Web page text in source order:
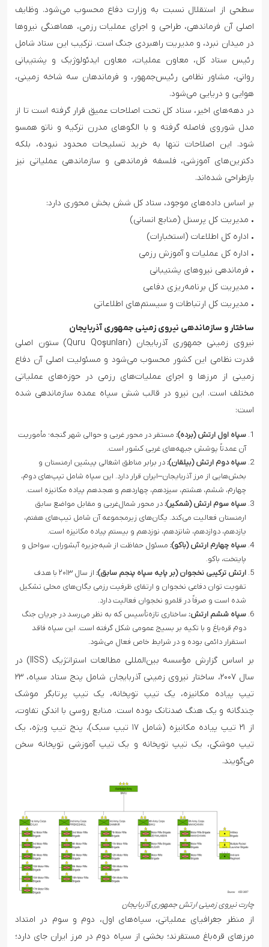
سطحی از استقلال نسبت به وزارت دفاع محسوب می‌شود. وظایف
اصلی آن فرماندهی، طراحی و اجرای عملیات رزمی، هماهنگی نیروها
در میدان نبرد، و مدیریت راهبردی جنگ است. ترکیب این ستاد شامل
رئیس ستاد کل، معاون عملیات، معاون ایدئولوژیک و پشتیبانی
روانی، مشاور نظامی رئیس‌جمهور، و فرماندهان سه شاخه زمینی،
هوایی و دریایی می‌شود.
در دهه‌های اخیر، ستاد کل تحت اصلاحات عمیق قرار گرفته است تا از
مدل شوروی فاصله گرفته و با الگوهای مدرن ترکیه و ناتو همسو
شود. این اصلاحات تنها به خرید تسلیحات محدود نبوده، بلکه
دکترین‌های آموزشی، فلسفه فرماندهی و سازماندهی عملیاتی نیز
بازطراحی شده‌اند.
بر اساس داده‌های موجود، ستاد کل شش بخش محوری دارد:
• مدیریت کل پرسنل (منابع انسانی)
• اداره کل اطلاعات (استخبارات)
• اداره کل عملیات و آموزش رزمی
• فرماندهی نیروهای پشتیبانی
• مدیریت کل برنامه‌ریزی دفاعی
• مدیریت کل ارتباطات و سیستم‌های اطلاعاتی
ساختار و سازماندهی نیروی زمینی جمهوری آذربایجان
نیروی زمینی جمهوری آذربایجان (Quru Qoşunları) ستون اصلی
قدرت نظامی این کشور محسوب می‌شود و مسئولیت اصلی آن دفاع
زمینی از مرزها و اجرای عملیات‌های رزمی در حوزه‌های عملیاتی
مختلف است. این نیرو در قالب شش سپاه عمده سازماندهی شده
است:
سپاه اول ارتش (برده): مستقر در محور غربی و حوالی شهر گنجه؛ مأموریت
آن عمدتاً پوشش جبهه‌های غربی کشور است.
سپاه دوم ارتش (بیلقان):در برابر مناطق اشغالی پیشین ارمنستان و
بخش‌هایی از مرز آذربایجان–ایران قرار دارد. این سپاه شامل تیپ‌های دوم،
چهارم، ششم، هشتم، سیزدهم، چهاردهم و هجدهم پیاده مکانیزه است.
سپاه سوم ارتش (شمکیر):در محور شمال‌غربی و مقابل مواضع سابق
ارمنستان فعالیت می‌کند. یگان‌های زیرمجموعه آن شامل تیپ‌های هفتم،
یازدهم، دوازدهم، شانزدهم، نوزدهم و بیستم پیاده مکانیزه است.
سپاه چهارم ارتش (باکو): مسئول حفاظت از شبه‌جزیره آبشوران، سواحل و
پایتخت، باکو.
ارتش ترکیبی نخجوان (بر پایه سپاه پنجم سابق):
از سال ۲۰۱۳ با هدف
تقویت توان دفاعی نخجوان و ارتقای ظرفیت رزمی یگان‌های محلی تشکیل
شده است و صرفاً در قلمرو نخجوان فعالیت دارد.
سپاه ششم ارتش: ساختاری تازه‌تأسیس که به نظر می‌رسد در جریان جنگ
دوم قره‌باغ و با تکیه بر بسیج عمومی شکل گرفته است. این سپاه فاقد
استقرار دائمی بوده و در شرایط خاص فعال می‌شود.
بر اساس گزارش مؤسسه بین‌المللی مطالعات استراتژیک (IISS) در
سال ۲۰۰۷، ساختار نیروی زمینی آذربایجان شامل پنج ستاد سپاه، ۲۳
تیپ پیاده مکانیزه، یک تیپ توپخانه، یک تیپ پرتابگر موشک
چندگانه و یک هنگ ضدتانک بوده است. منابع روسی با اندکی تفاوت،
از ۲۱ تیپ پیاده مکانیزه (شامل ۱۷ تیپ سبک)، پنج تیپ ویژه، یک
تیپ موشکی، یک تیپ توپخانه و یک تیپ آموزشی توپخانه سخن
می‌گویند.
چارت نیروی زمینی ارتش جمهوری آذربایجان
از منظر جغرافیای عملیاتی، سپاه‌های اول، دوم و سوم در امتداد
مرزهای قره‌باغ مستقرند؛ بخشی از سپاه دوم در مرز ایران جای دارد؛